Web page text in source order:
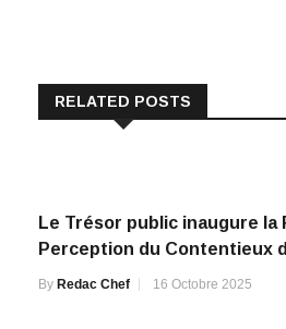
RELATED POSTS
Le Trésor public inaugure la
Perception du Contentieux
By Redac Chef 16 Octobre 2025